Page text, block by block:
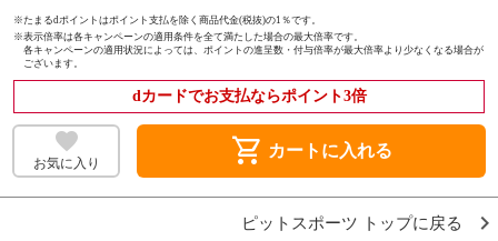
※たまるdポイントはポイント支払を除く商品代金(税抜)の1％です。
※表示倍率は各キャンペーンの適用条件を全て満たした場合の最大倍率です。
各キャンペーンの適用状況によっては、ポイントの進呈数・付与倍率が最大倍率より少なくなる場合が
ございます。
dカードでお支払ならポイント3倍
お気に入り shopping_cart カートに入れる
ピットスポーツ トップに戻る